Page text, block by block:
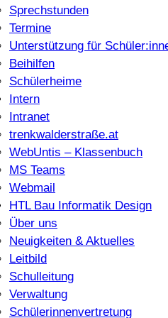
Sprechstunden
Termine
Unterstützung für
Beihilfen
Schülerheime
Intern
Intranet
trenkwalderstraße.at
WebUntis – Klassenbuch
MS Teams
Webmail
HTL Bau Informatik Design
Über uns
Neuigkeiten & Aktuelles
Leitbild
Schulleitung
Verwaltung
Schülerinnenvertretung